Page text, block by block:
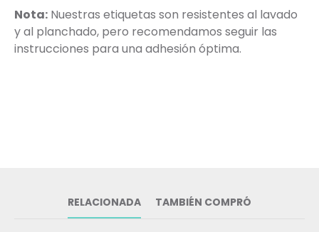
Nota: Nuestras etiquetas son resistentes al lavado
y al planchado, pero recomendamos seguir las
instrucciones para una adhesión óptima.
RELACIONADA TAMBIÉN COMPRÓ